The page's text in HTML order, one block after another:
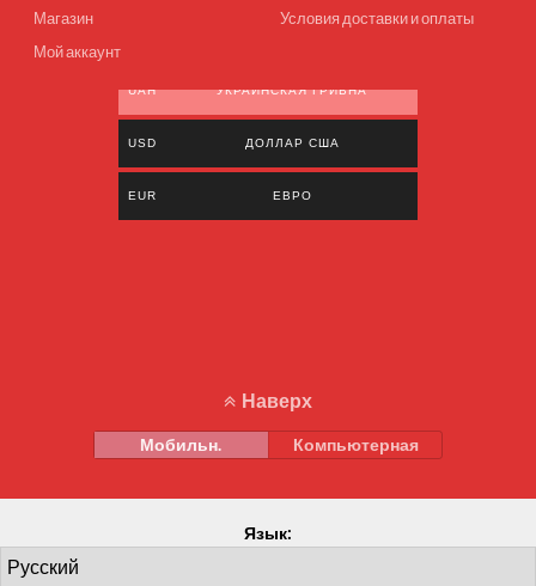
Магазин
Мой аккаунт
Условия доставки и оплаты
UAH УКРАИНСКАЯ ГРИВНА
USD ДОЛЛАР США
EUR ЕВРО
Наверх
Мобильн. Компьютерная
Язык: